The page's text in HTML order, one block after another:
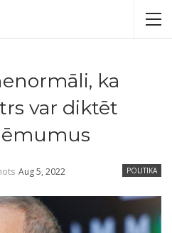
ka
var diktēt
POLITIKA
Aug 5, 2022